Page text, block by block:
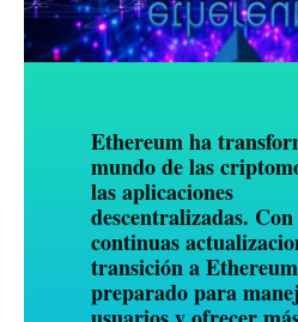
Ethereum ha
mundo de las
las aplicaciones
descentralizadas. Con
continuas
transición a
preparado para